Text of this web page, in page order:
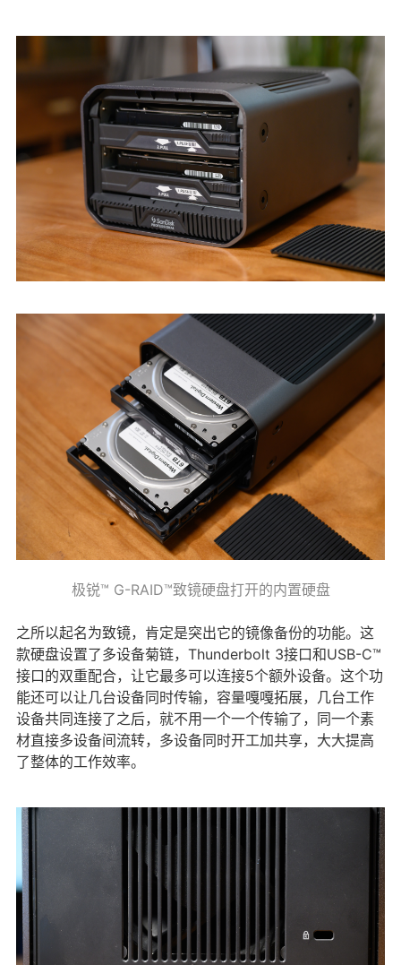
极锐™ G-RAID™致镜硬盘打开的内置硬盘
之所以起名为致镜，肯定是突出它的镜像备份的功能。这
款硬盘设置了多设备菊链，Thunderbolt 3接口和USB-C™
接口的双重配合，让它最多可以连接5个额外设备。这个功
能还可以让几台设备同时传输，容量嘎嘎拓展，几台工作
设备共同连接了之后，就不用一个一个传输了，同一个素
材直接多设备间流转，多设备同时开工加共享，大大提高
了整体的工作效率。